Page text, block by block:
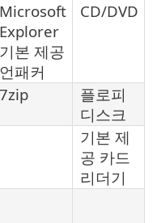
Microsoft
Explorer
기본 제공
언패커
CD/DVD
7zip
플로피
디스크
기본 제
공 카드
리더기